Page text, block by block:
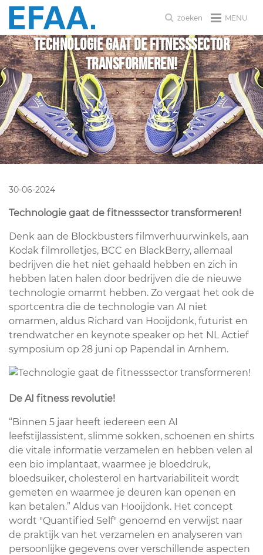
MENU
zoeken
Technologie gaat de fitnesssector
transformeren!
30-06-2024
Technologie gaat de fitnesssector transformeren!
Denk aan de Blockbusters filmverhuurwinkels, aan
Kodak filmrolletjes, BCC en BlackBerry, allemaal
bedrijven die het niet gehaald hebben en zich in
hebben laten halen door bedrijven die de nieuwe
technologie omarmt hebben. Zo vergaat het ook de
sportcentra die de technologie van AI niet
omarmen, aldus Richard van Hooijdonk, futurist en
trendwatcher en keynote speaker op het NL Actief
symposium op 28 juni op Papendal in Arnhem.
De AI fitness revolutie!
“Binnen 5 jaar heeft iedereen een AI
leefstijlassistent, slimme sokken, schoenen en shirts
die vitale informatie verzamelen en hebben velen al
een bio implantaat, waarmee je bloeddruk,
bloedsuiker, cholesterol en hartvariabiliteit wordt
gemeten en waarmee je deuren kan openen en
kan betalen.” Aldus van Hooijdonk. Het concept
wordt "Quantified Self" genoemd en verwijst naar
de praktijk van het verzamelen en analyseren van
persoonlijke gegevens over verschillende aspecten